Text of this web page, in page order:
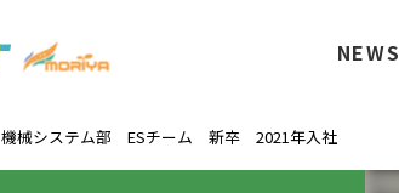
NEWS
機械システム部 ESチーム 新卒 2021年入社